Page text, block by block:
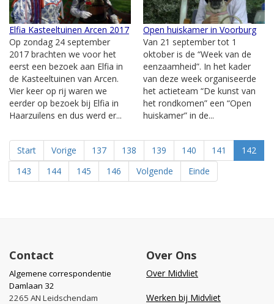
Elfia Kasteeltuinen Arcen 2017
Op zondag 24 september
2017 brachten we voor het
eerst een bezoek aan Elfia in
de Kasteeltuinen van Arcen.
Vier keer op rij waren we
eerder op bezoek bij Elfia in
Haarzuilens en dus werd er...
Open huiskamer in Voorburg
Van 21 september tot 1
oktober is de “Week van de
eenzaamheid”. In het kader
van deze week organiseerde
het actieteam “De kunst van
het rondkomen” een “Open
huiskamer” in de...
Start Vorige 137 138 139 140 141
142
143
144 145 146 Volgende Einde
Contact
Algemene correspondentie
Damlaan 32
2265 AN Leidschendam
Over Ons
Over Midvliet
Werken bij Midvliet